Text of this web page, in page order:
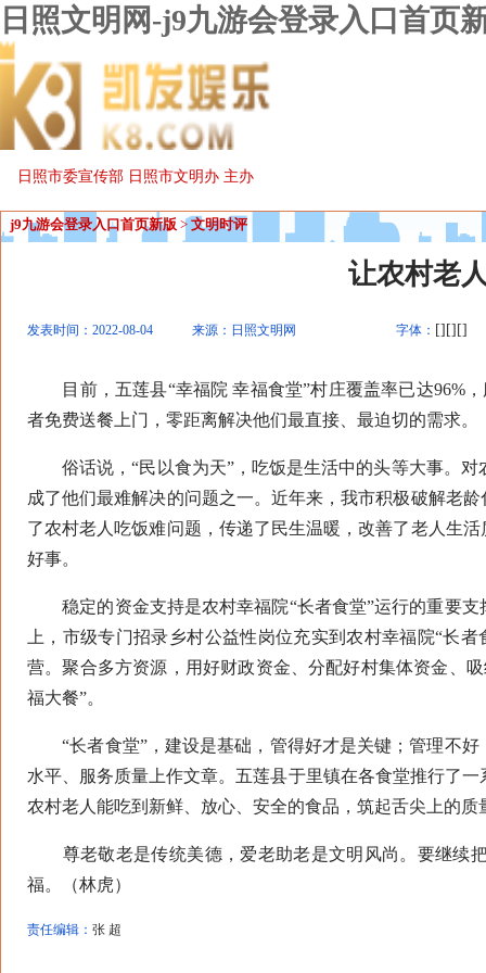
日照文明网-j9九游会登录入口首页
日照市委宣传部 日照市文明办 主办
j9九游会登录入口首页新版 > 文明时评
让农村老
发表时间：2022-08-04 来源：日照文明网 字体： [][][]
目前，五莲县“幸福院 幸福食堂”村庄覆盖率已达96%，
者免费送餐上门，零距离解决他们最直接、最迫切的需求。
俗话说，“民以食为天”，吃饭是生活中的头等大事。对
成了他们最难解决的问题之一。近年来，我市积极破解老
了农村老人吃饭难问题，传递了民生温暖，改善了老人生
好事。
稳定的资金支持是农村幸福院“长者食堂”运行的重要支
上，市级专门招录乡村公益性岗位充实到农村幸福院“长
营。聚合多方资源，用好财政资金、分配好村集体资金、
福大餐”。
“长者食堂”，建设是基础，管得好才是关键；管理不好
水平、服务质量上作文章。五莲县于里镇在各食堂推行了
农村老人能吃到新鲜、放心、安全的食品，筑起舌尖上的
尊老敬老是传统美德，爱老助老是文明风尚。要继续把
福。（林虎）
责任编辑： 张 超